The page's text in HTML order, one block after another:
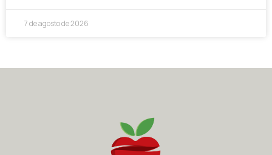
7 de agosto de 2026